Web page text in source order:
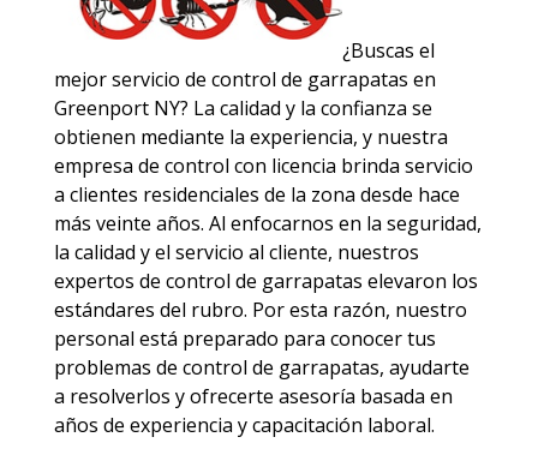
¿Buscas el
mejor servicio de control de garrapatas en
Greenport NY? La calidad y la confianza se
obtienen mediante la experiencia, y nuestra
empresa de control con licencia brinda servicio
a clientes residenciales de la zona desde hace
más veinte años. Al enfocarnos en la seguridad,
la calidad y el servicio al cliente, nuestros
expertos de control de garrapatas elevaron los
estándares del rubro. Por esta razón, nuestro
personal está preparado para conocer tus
problemas de control de garrapatas, ayudarte
a resolverlos y ofrecerte asesoría basada en
años de experiencia y capacitación laboral.